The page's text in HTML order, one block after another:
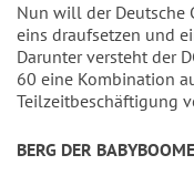
Nun will der Deutsche
eins draufsetzen und
Darunter versteht der
60 eine Kombination
Teilzeitbeschäftigung
BERG DER